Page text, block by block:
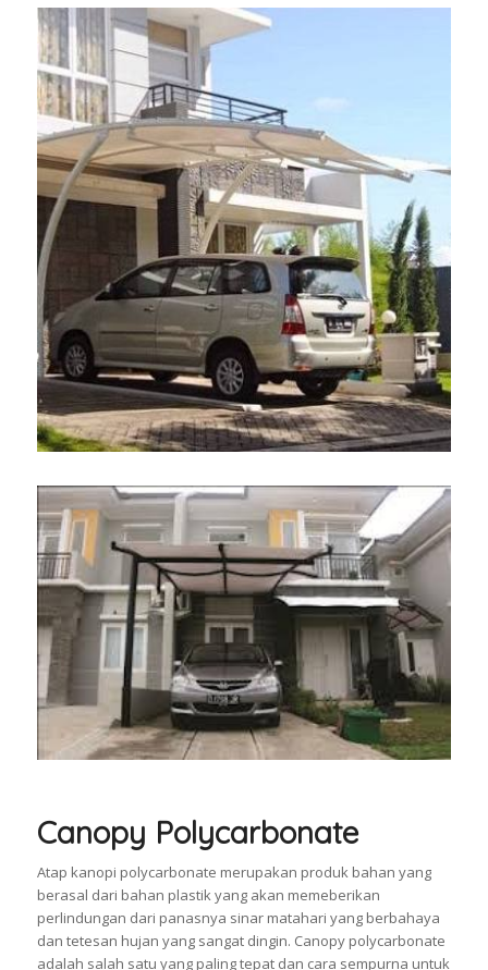
Canopy Polycarbonate
Atap kanopi polycarbonate merupakan produk bahan yang
berasal dari bahan plastik yang akan memeberikan
perlindungan dari panasnya sinar matahari yang berbahaya
dan tetesan hujan yang sangat dingin. Canopy polycarbonate
adalah salah satu yang paling tepat dan cara sempurna untuk